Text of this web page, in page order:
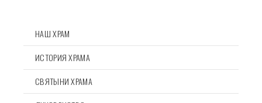
НАШ ХРАМ
ИСТОРИЯ ХРАМА
СВЯТЫНИ ХРАМА